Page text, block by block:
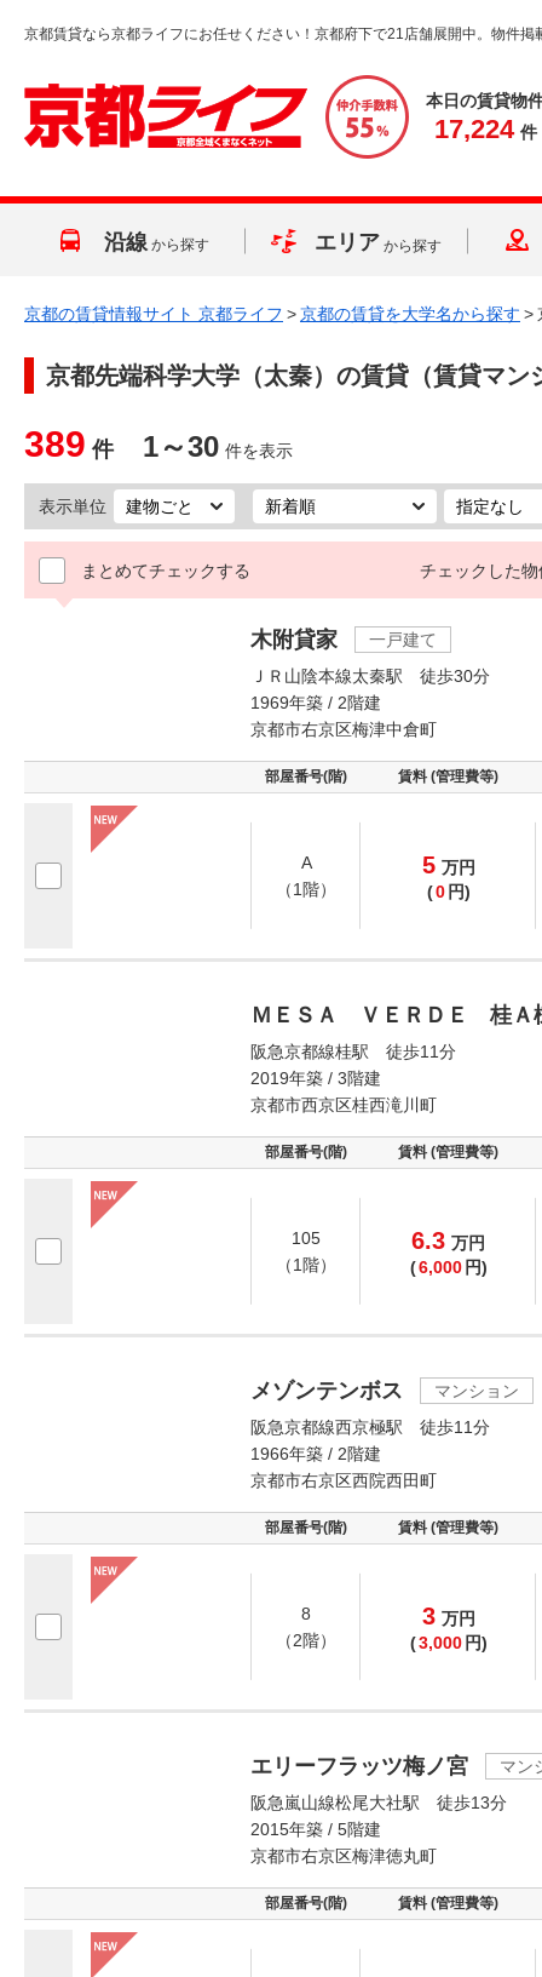
京都賃貸なら京都ライフにお任せください！京都府下で21店舗展開中。物件掲
本日の賃貸物
17,224 件
沿線 から探す エリア から探す
京都の賃貸情報サイト 京都ライフ >京都の賃貸を大学名から探す >
京都先端科学大学（太秦） の賃貸（賃貸マン
389 件 1～30 件を表示
表示単位
まとめてチェックする チェックした物
木附貸家
一戸建て
ＪＲ山陰本線太秦駅 徒歩30分
1969年築 / 2階建
京都市右京区梅津中倉町
部屋番号(階) 賃料 (管理費等)
A
（1階）
5 万円
(0 円)
ＭＥＳＡ ＶＥＲＤＥ 桂Ａ
阪急京都線桂駅 徒歩11分
2019年築 / 3階建
京都市西京区桂西滝川町
部屋番号(階) 賃料 (管理費等)
105
（1階）
6.3 万円
(6,000 円)
メゾンテンボス
マンション
阪急京都線西京極駅 徒歩11分
1966年築 / 2階建
京都市右京区西院西田町
部屋番号(階) 賃料 (管理費等)
8
（2階）
3 万円
(3,000 円)
エリーフラッツ梅ノ宮
マン
阪急嵐山線松尾大社駅 徒歩13分
2015年築 / 5階建
京都市右京区梅津徳丸町
部屋番号(階) 賃料 (管理費等)